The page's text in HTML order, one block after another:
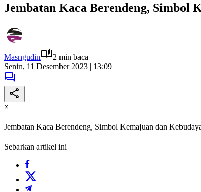
Jembatan Kaca Berendeng, Simbol
Masngudin
2 min baca
Senin, 11 Desember 2023 | 13:09
×
Jembatan Kaca Berendeng, Simbol Kemajuan dan
Sebarkan artikel ini